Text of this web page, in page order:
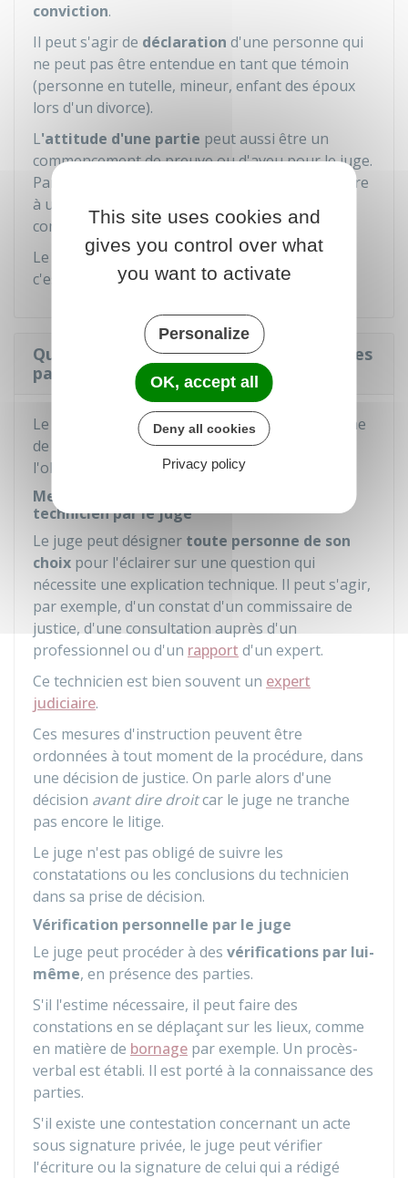
conviction.
Il peut s'agir de déclaration d'une personne qui
ne peut pas être entendue en tant que témoin
(personne en tutelle, mineur, enfant des époux
lors d'un divorce).
L'attitude d'une partie peut aussi être un
commencement de preuve ou d'aveu pour le juge.
Par exemple, la partie qui refuse de se soumettre
à une expertise génétique ou de répondre à la
convocation du tribunal.
Le juge évalue laforce probantede cet indice,
c'est-à-dire sa valeur en tant que preuve.
Quelles preuves peuvent être demandées
par le juge dans un procès civil ?
Le juge joue un rôle important dans la recherche
de preuve quand une partie n'arrive pas à
l'obtenir par elle-même.
Mesures d'instructions confiées à un
technicien par le juge
Le juge peut désigner toute personne de son
choix pour l'éclairer sur une question qui
nécessite une explication technique. Il peut s'agir,
par exemple, d'un constat d'un commissaire de
justice, d'une consultation auprès d'un
professionnel ou d'un rapport d'un expert.
Ce technicien est bien souvent un expert
judiciaire.
Ces mesures d'instruction peuvent être
ordonnées à tout moment de la procédure, dans
une décision de justice. On parle alors d'une
décision avant dire droitcar le juge ne tranche
pas encore le litige.
Le juge n'est pas obligé de suivre les
constatations ou les conclusions du technicien
dans sa prise de décision.
Vérification personnelle par le juge
Le juge peut procéder à des vérifications par lui-
même, en présence des parties.
S'il l'estime nécessaire, il peut faire des
constations en se déplaçant sur les lieux, comme
en matière de bornage par exemple. Un procès-
verbal est établi. Il est porté à la connaissance des
parties.
S'il existe une contestation concernant un acte
sous signature privée, le juge peut vérifier
l'écriture ou la signature de celui qui a rédigé
This site uses cookies and
gives you control over what
you want to activate
Personalize
OK, accept all
Deny all cookies
Privacy policy